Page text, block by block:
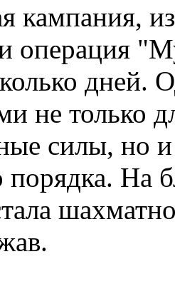
кампания,
операция
дней.
не только
силы, но
порядка. На